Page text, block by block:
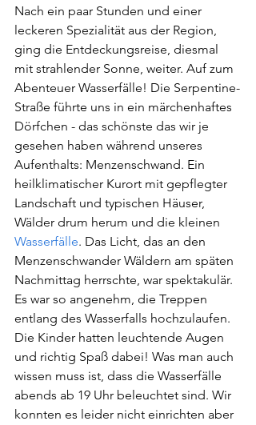
Nach ein paar Stunden und einer
leckeren Spezialität aus der Region,
ging die Entdeckungsreise, diesmal
mit strahlender Sonne, weiter. Auf zum
Abenteuer Wasserfälle! Die Serpentine-
Straße führte uns in ein märchenhaftes
Dörfchen - das schönste das wir je
gesehen haben während unseres
Aufenthalts: Menzenschwand. Ein
heilklimatischer Kurort mit gepflegter
Landschaft und typischen Häuser,
Wälder drum herum und die kleinen
Wasserfälle. Das Licht, das an den
Menzenschwander Wäldern am späten
Nachmittag herrschte, war spektakulär.
Es war so angenehm, die Treppen
entlang des Wasserfalls hochzulaufen.
Die Kinder hatten leuchtende Augen
und richtig Spaß dabei! Was man auch
wissen muss ist, dass die Wasserfälle
abends ab 19 Uhr beleuchtet sind. Wir
konnten es leider nicht einrichten aber